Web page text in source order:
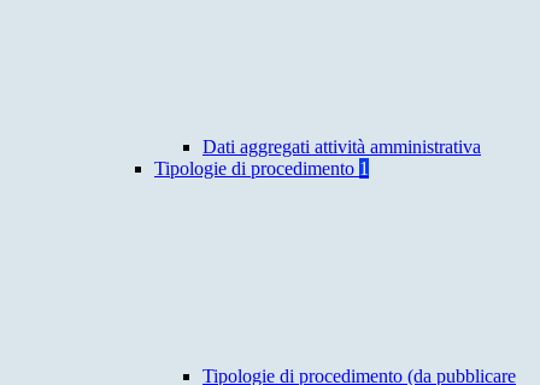
Dati aggregati attività amministrativa
Tipologie di procedimento 1
Tipologie di procedimento (da pubblicare